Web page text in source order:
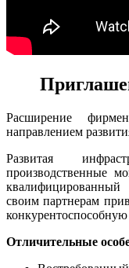
Расширение
направлением
Развитая
производственные
квалифицированный
своим партнерам
Отличительные